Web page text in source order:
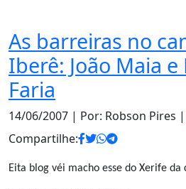
As barreiras no
Iberê: João Maia
Faria
14/06/2007 | Por: Robson Pires |
Compartilhe:
Eita blog véi macho esse do Xerife da